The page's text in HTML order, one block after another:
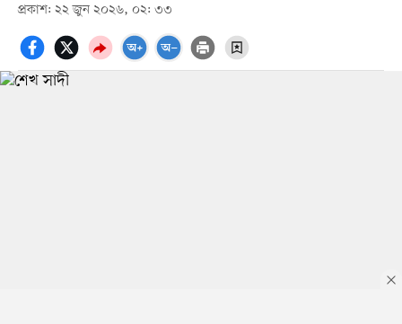
প্রকাশ: ২২ জুন ২০২৬, ০২: ৩৩